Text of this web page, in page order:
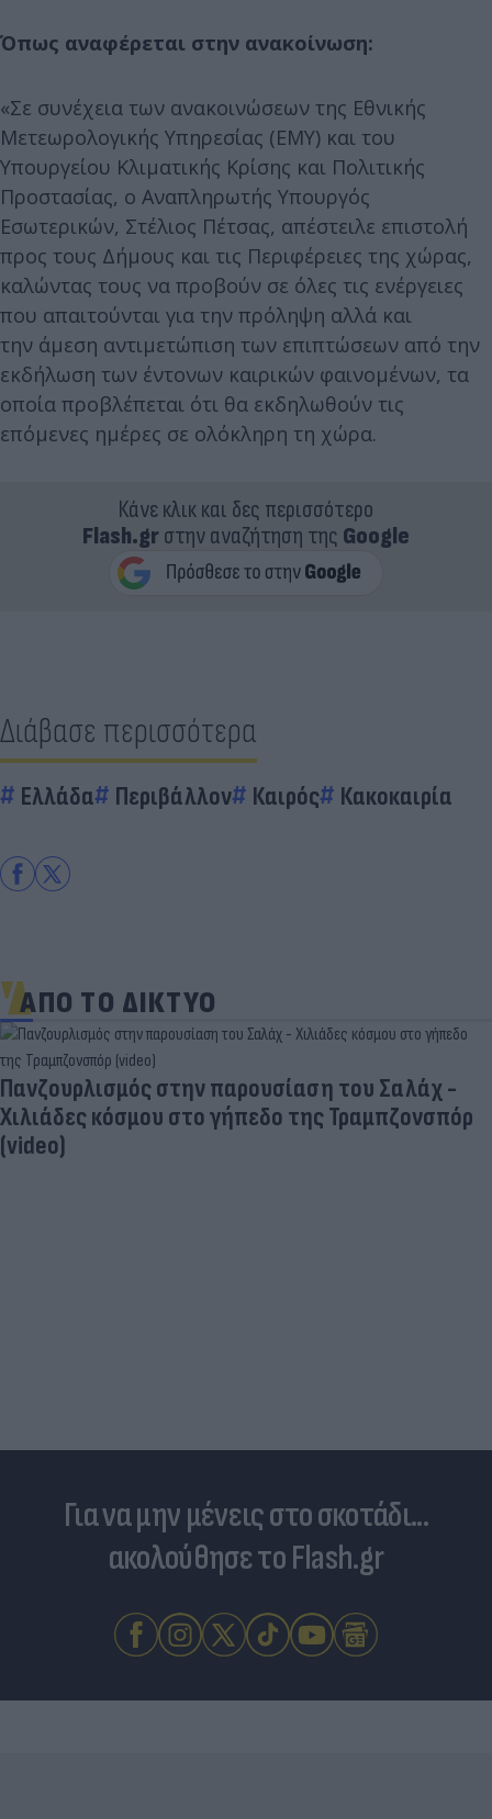
Όπως αναφέρεται στην ανακοίνωση:
«Σε συνέχεια των ανακοινώσεων της Εθνικής
Μετεωρολογικής Υπηρεσίας (ΕΜΥ) και του
Υπουργείου Κλιματικής Κρίσης και Πολιτικής
Προστασίας, ο Αναπληρωτής Υπουργός
Εσωτερικών, Στέλιος Πέτσας, απέστειλε επιστολή
προς τους Δήμους και τις Περιφέρειες της χώρας,
καλώντας τους να προβούν σε όλες τις ενέργειες
που απαιτούνται για την πρόληψη αλλά και
την άμεση αντιμετώπιση των επιπτώσεων από την
εκδήλωση των έντονων καιρικών φαινομένων, τα
οποία προβλέπεται ότι θα εκδηλωθούν τις
επόμενες ημέρες σε ολόκληρη τη χώρα.
Κάνε κλικ και δες περισσότερο
Flash.grστην αναζήτηση της Google
Διάβασε περισσότερα
Ελλάδα Περιβάλλον Καιρός Κακοκαιρία
ΑΠΟ ΤΟ ΔΙΚΤΥΟ
Πανζουρλισμός στην παρουσίαση του Σαλάχ -
Χιλιάδες κόσμου στο γήπεδο της Τραμπζονσπόρ
(video)
Για να μην μένεις στο σκοτάδι...
ακολούθησε το Flash.gr